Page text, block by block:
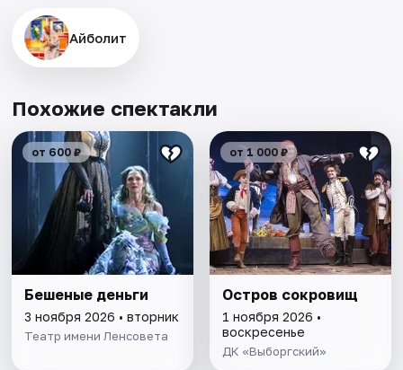
Айболит
Похожие спектакли
от 600 ₽
Бешеные деньги
3 ноября 2026 • вторник
Театр имени Ленсовета
от 1 000 ₽
Остров сокровищ
1 ноября 2026 •
воскресенье
ДК «Выборгский»